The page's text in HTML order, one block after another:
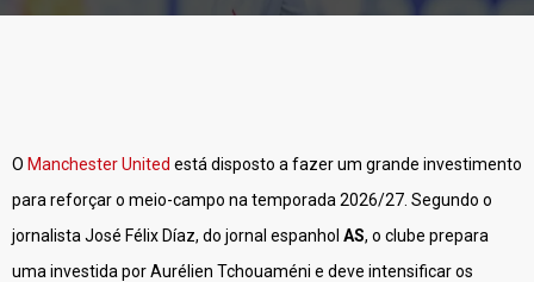
O Manchester United está disposto a fazer um grande investimento
para reforçar o meio-campo na temporada 2026/27. Segundo o
jornalista José Félix Díaz, do jornal espanhol AS, o clube prepara
uma investida por Aurélien Tchouaméni e deve intensificar os